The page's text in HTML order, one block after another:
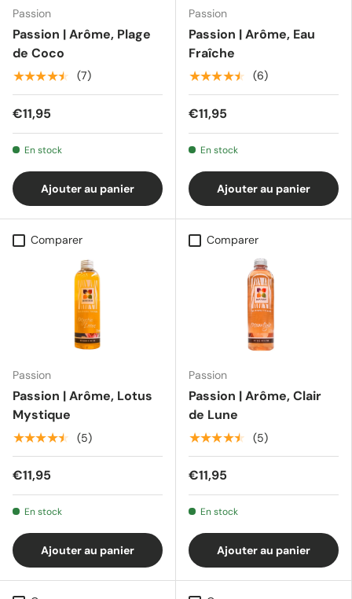
Passion
Passion | Arôme, Plage
de Coco
★★★★★ (7)
€11,95
En stock
Ajouter au panier
Passion
Passion | Arôme, Eau
Fraîche
★★★★★ (6)
€11,95
En stock
Ajouter au panier
Comparer
Passion
Passion | Arôme, Lotus
Mystique
★★★★★ (5)
€11,95
En stock
Ajouter au panier
Comparer
Passion
Passion | Arôme, Clair
de Lune
★★★★★ (5)
€11,95
En stock
Ajouter au panier